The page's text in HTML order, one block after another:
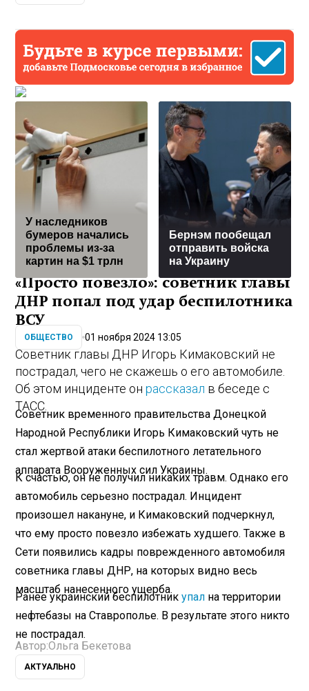
У наследников
бумеров начались
проблемы из-за
картин на $1 трлн
Бернэм пообещал
отправить войска
на Украину
«Просто повезло»: советник главы
ДНР попал под удар беспилотника
ВСУ
ОБЩЕСТВО 01 ноября 2024 13:05
Советник главы ДНР Игорь Кимаковский не
пострадал, чего не скажешь о его автомобиле.
Об этом инциденте онрассказал в беседе с
ТАСС.
Советник временного правительства Донецкой
Народной Республики Игорь Кимаковский чуть не
стал жертвой атаки беспилотного летательного
аппарата Вооруженных сил Украины.
К счастью, он не получил никаких травм. Однако его
автомобиль серьезно пострадал. Инцидент
произошел накануне, и Кимаковский подчеркнул,
что ему просто повезло избежать худшего. Также в
Сети появились кадры поврежденного автомобиля
советника главы ДНР, на которых видно весь
масштаб нанесенного ущерба.
Ранее украинский беспилотникупал на территории
нефтебазы на Ставрополье. В результате этого никто
не пострадал.
Автор:Ольга Бекетова
АКТУАЛЬНО